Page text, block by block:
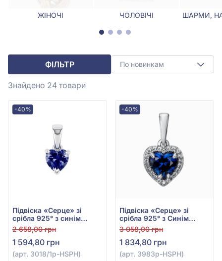
ЖІНОЧІ ЧОЛОВІЧІ ШАРМИ,
ФІЛЬТР По новинкам
Знайдено 24 товари
-40%
Підвіска «Серце» зі
срібла 925° з синім
сапфіром, арт. 3018/1p-
HSPH
2 658,00 грн
1 594,80 грн
(арт. 3018/1p-HSPH)
-40%
Підвіска «Серце» зі
срібла 925° з Синім
Сапфіром та Фіанітом,
арт. 3983p-HSPH
3 058,00 грн
1 834,80 грн
(арт. 3983p-HSPH)